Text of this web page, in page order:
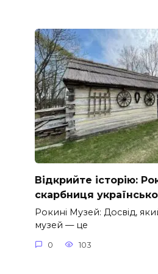
Відкрийте історію:
скарбниця
Рокині Музей: Досвід,
музей — це
0 103